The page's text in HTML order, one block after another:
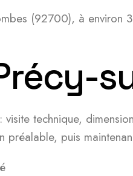
(92700), à environ
technique,
puis